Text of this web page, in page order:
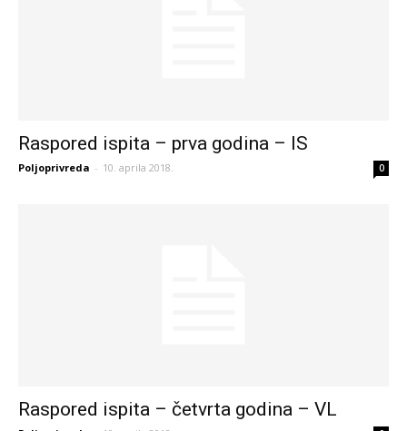
Raspored ispita – prva godina – IS
Poljoprivreda - 10. aprila 2018. 0
Raspored ispita – četvrta godina – VL